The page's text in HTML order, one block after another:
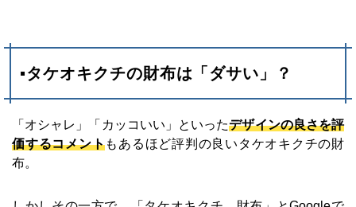
▪タケオキクチの財布は「ダサい」？
「オシャレ」「カッコいい」といったデザインの良さを評
価するコメントもあるほど評判の良いタケオキクチの財
布。